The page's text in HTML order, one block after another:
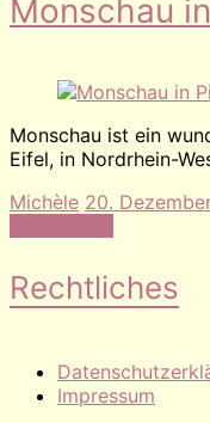
Monschau
Monschau ist ein
Eifel, in Nordrhein-
Michèle 20.
Rechtliches
Impressum